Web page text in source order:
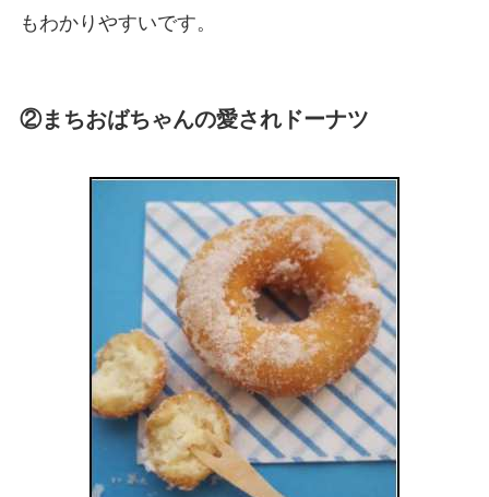
もわかりやすいです。
②まちおばちゃんの愛されドーナツ